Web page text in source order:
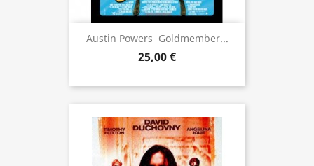
Austin Powers  Goldmember...
25,00 €